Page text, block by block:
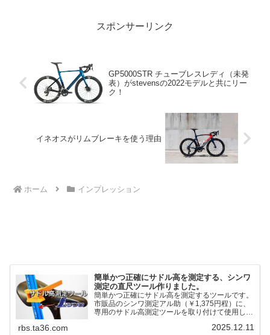
スポンサーリンク
GP5000STR チューブレスレディ（未発
表）がstevensの2022モデルと共にリー
ク！
イネオスがリムブレーキを使う理由
ホーム インプレッション
簡単かつ正確にサドル高を測定する、シンワ
測定の直尺ツール作りました。
簡単かつ正確にサドル高を測定するツールです。
市販品のシンワ測定アル助（￥1,375円程）に、
専用のサドル高測定ツールを取り付けて使用しま
るようになりました。シンワ測定(Shinwa
rbs.ta36.com 2025.12.11